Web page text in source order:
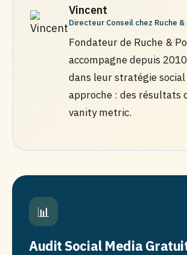
Vincent
Directeur Conseil chez Ruche &
Fondateur de Ruche &
accompagne depuis
dans leur stratégie social
approche : des résultats
vanity metric.
📊
Audit Social Media